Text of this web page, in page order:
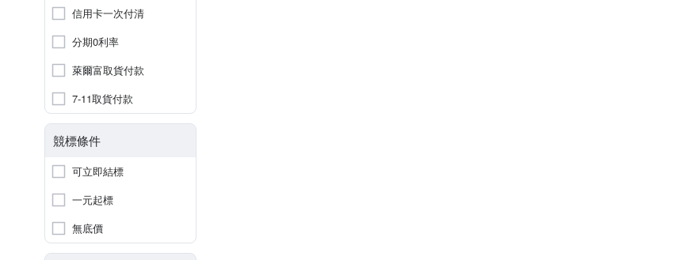
信用卡一次付清
分期0利率
萊爾富取貨付款
7-11取貨付款
競標條件
可立即結標
一元起標
無底價